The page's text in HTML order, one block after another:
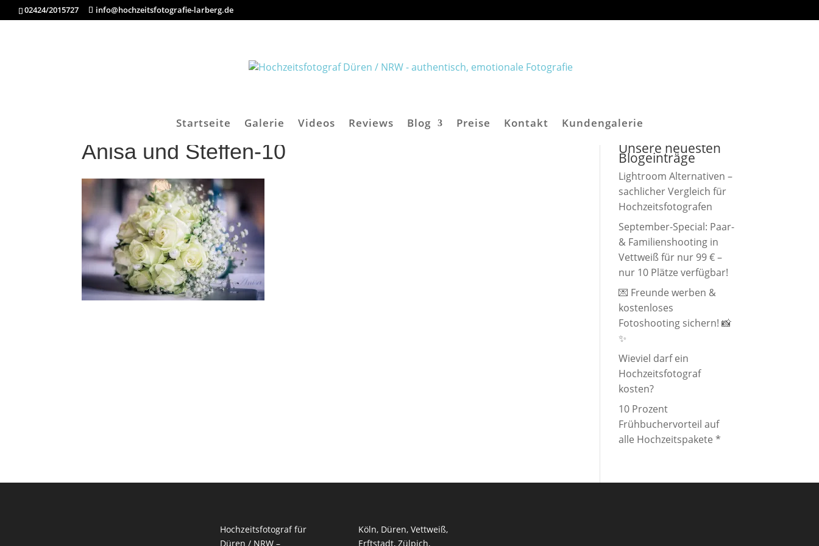
02424/2015727 info@hochzeitsfotografie-larberg.de
Startseite Galerie Videos Reviews Blog Preise Kontakt Kundengalerie
Anisa und Steffen-10 Unsere neuesten
Blogeinträge
Lightroom Alternativen –
sachlicher Vergleich für
Hochzeitsfotografen
September-Special: Paar-
& Familienshooting in
Vettweiß für nur 99 € –
nur 10 Plätze verfügbar!
💌 Freunde werben &
kostenloses
Fotoshooting sichern! 📸
✨
Wieviel darf ein
Hochzeitsfotograf
kosten?
10 Prozent
Frühbuchervorteil auf
alle Hochzeitspakete *
Hochzeitsfotograf für
Düren / NRW –
Köln, Düren, Vettweiß,
Erftstadt,Zülpich,